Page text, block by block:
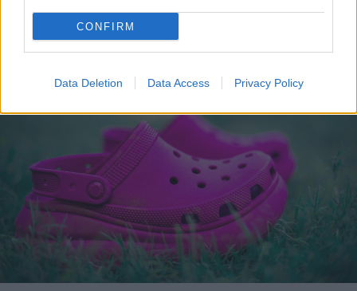
CONFIRM
Data Deletion Data Access Privacy Policy
Αυγούστου όλα τα μάτια θα είναι στραμμένα στον
ουρανό